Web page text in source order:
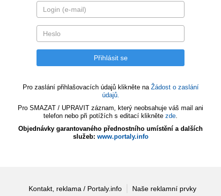
Pro zaslání přihlašovacích údajů klikněte na Žádost o zaslání
údajů.
Pro SMAZAT / UPRAVIT záznam, který neobsahuje váš mail ani
telefon nebo při potížích s editací klikněte zde.
Objednávky garantovaného přednostního umístění a dalších
služeb: www.portaly.info
Kontakt, reklama / Portaly.info
Naše reklamní prvky